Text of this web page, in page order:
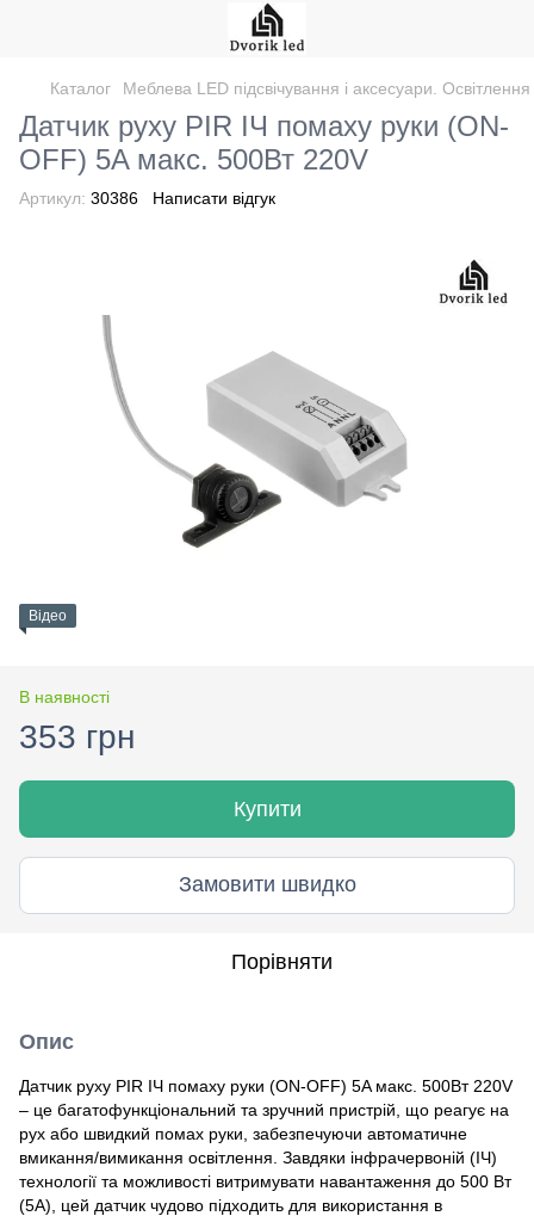
Каталог Меблева LED підсвічування і аксесуари.
Датчик руху PIR ІЧ помаху руки (ON-
OFF) 5A макс. 500Вт 220V
Артикул: 30386 Написати відгук
Відео
В наявності
353 грн
Купити
Замовити швидко
Порівняти
Опис
Датчик руху PIR ІЧ помаху руки (ON-OFF) 5A макс. 500Вт 220V
– це багатофункціональний та зручний пристрій, що реагує на
рух або швидкий помах руки, забезпечуючи автоматичне
вмикання/вимикання освітлення. Завдяки інфрачервоній (ІЧ)
технології та можливості витримувати навантаження до 500 Вт
(5А), цей датчик чудово підходить для використання в